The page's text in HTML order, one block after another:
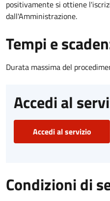
positivamente si ottiene
dall'Amministrazione.
Tempi e
Durata massima del
Accedi al
Accedi al servizio
Condizioni di